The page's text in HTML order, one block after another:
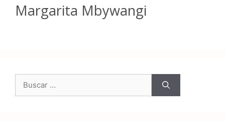
Margarita Mbywangi